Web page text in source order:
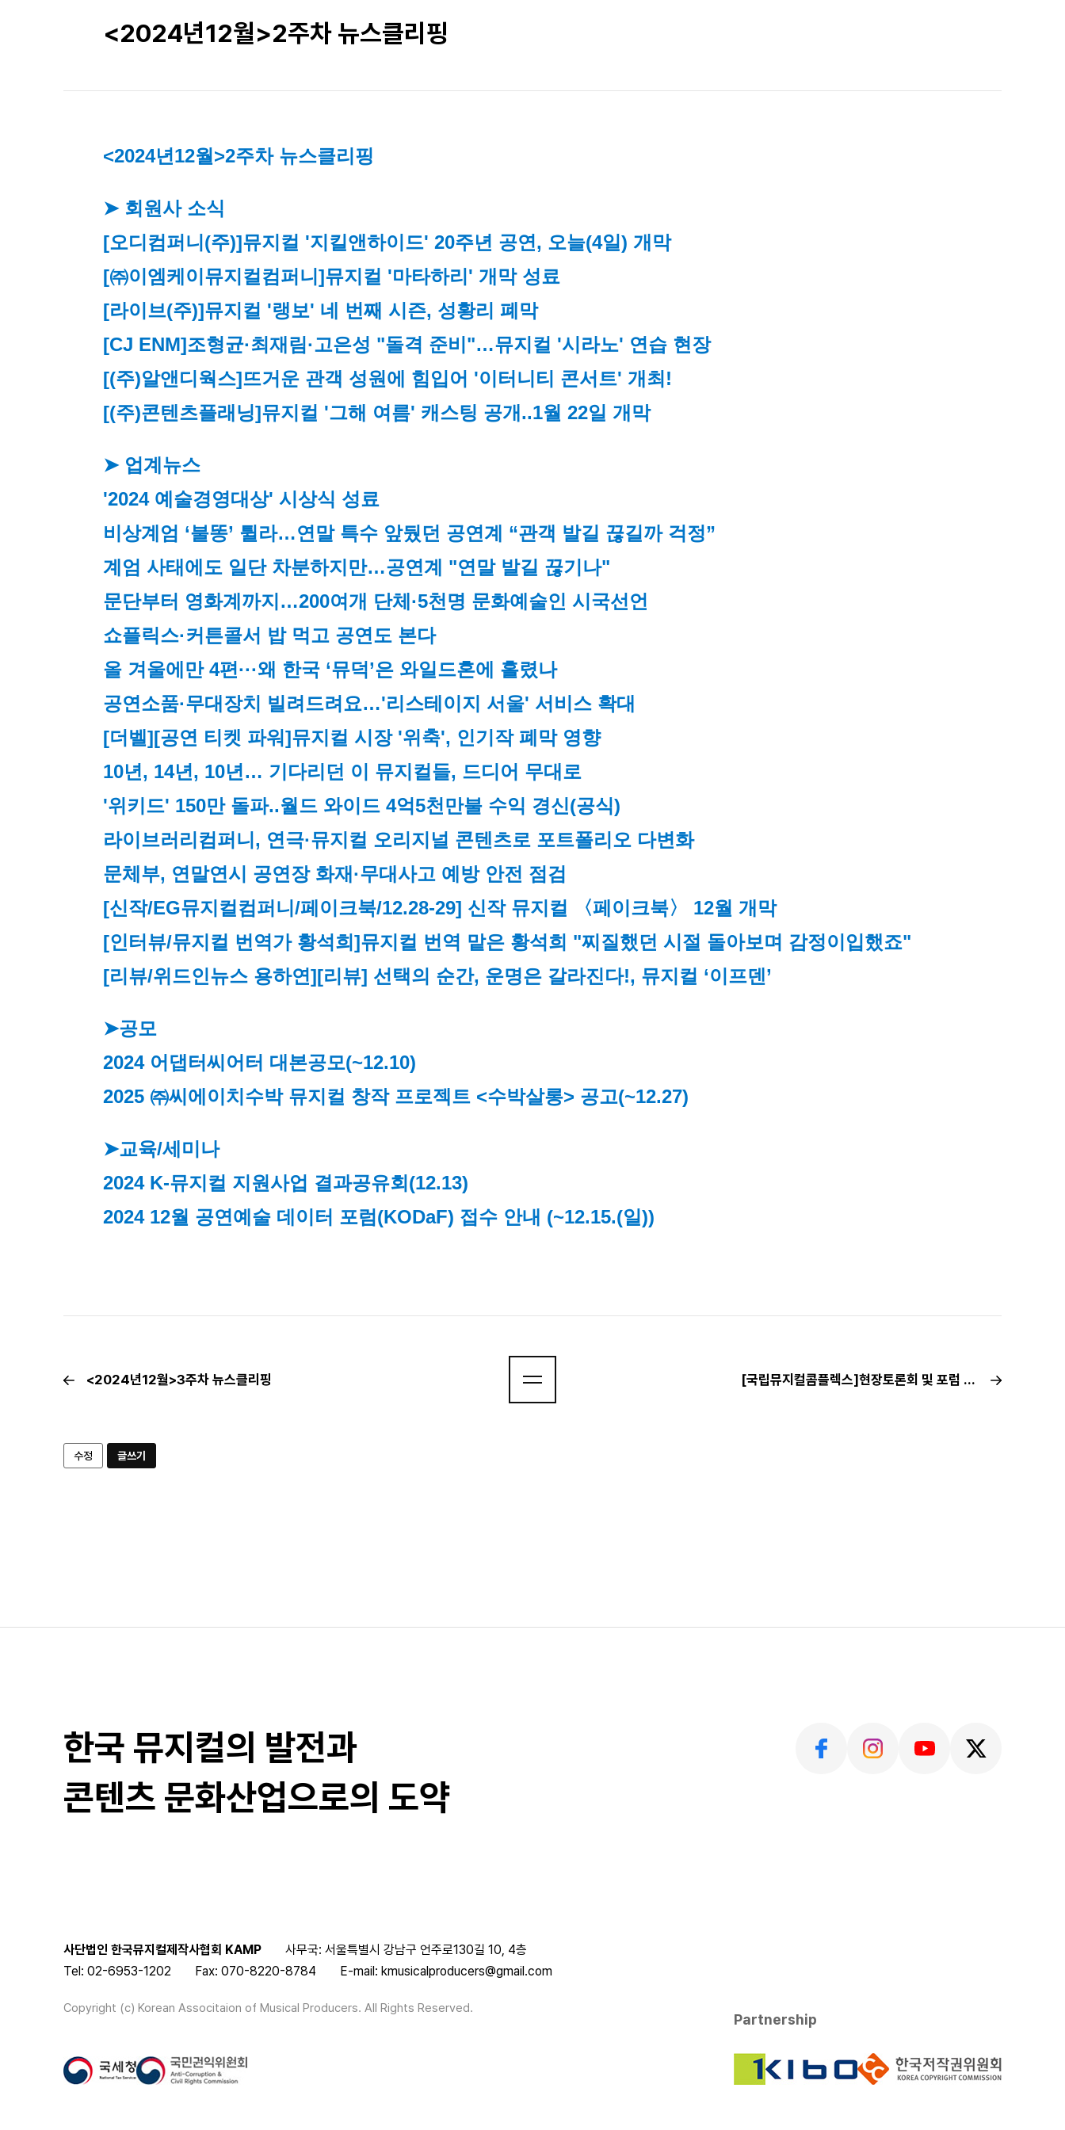
<2024년12월>2주차 뉴스클리핑
<2024년12월>2주차 뉴스클리핑
➤ 회원사 소식
[오디컴퍼니(주)]뮤지컬 '지킬앤하이드' 20주년 공연, 오늘(4일) 개막
[㈜이엠케이뮤지컬컴퍼니]뮤지컬 '마타하리' 개막 성료
[라이브(주)]뮤지컬 '랭보' 네 번째 시즌, 성황리 폐막
[CJ ENM]조형균·최재림·고은성 "돌격 준비"…뮤지컬 '시라노' 연습 현장
[(주)알앤디웍스]뜨거운 관객 성원에 힘입어 '이터니티 콘서트' 개최!
[(주)콘텐츠플래닝]뮤지컬 '그해 여름' 캐스팅 공개..1월 22일 개막
➤ 업계뉴스
'2024 예술경영대상' 시상식 성료
비상계엄 ‘불똥’ 튈라…연말 특수 앞뒀던 공연계 “관객 발길 끊길까 걱정”
계엄 사태에도 일단 차분하지만…공연계 "연말 발길 끊기나"
문단부터 영화계까지…200여개 단체·5천명 문화예술인 시국선언
쇼플릭스·커튼콜서 밥 먹고 공연도 본다
올 겨울에만 4편···왜 한국 ‘뮤덕’은 와일드혼에 홀렸나
공연소품·무대장치 빌려드려요…'리스테이지 서울' 서비스 확대
[더벨][공연 티켓 파워]뮤지컬 시장 '위축', 인기작 폐막 영향
10년, 14년, 10년… 기다리던 이 뮤지컬들, 드디어 무대로
'위키드' 150만 돌파..월드 와이드 4억5천만불 수익 경신(공식)
라이브러리컴퍼니, 연극·뮤지컬 오리지널 콘텐츠로 포트폴리오 다변화
문체부, 연말연시 공연장 화재·무대사고 예방 안전 점검
[신작/EG뮤지컬컴퍼니/페이크북/12.28-29] 신작 뮤지컬 〈페이크북〉 12월 개막
[인터뷰/뮤지컬 번역가 황석희]뮤지컬 번역 맡은 황석희 "찌질했던 시절 돌아보며 감정이입했죠"
[리뷰/위드인뉴스 용하연][리뷰] 선택의 순간, 운명은 갈라진다!, 뮤지컬 ‘이프덴’
➤공모
2024 어댑터씨어터 대본공모(~12.10)
2025 ㈜씨에이치수박 뮤지컬 창작 프로젝트 <수박살롱> 공고(~12.27)
➤교육/세미나
2024 K-뮤지컬 지원사업 결과공유회 (12.13)
2024 12월 공연예술 데이터 포럼(KODaF) 접수 안내 (~12.15.(일))
<2024년12월>3주차 뉴스클리핑 [국립뮤지컬콤플렉스]현장토론회 및 포럼 안내
수정 글쓰기
한국 뮤지컬의 발전과
콘텐츠 문화산업으로의 도약
사단법인 한국뮤지컬제작사협회 KAMP
사무국: 서울특별시 강남구 언주로130길 10, 4층
Tel: 02-6953-1202
Fax: 070-8220-8784 E-mail: kmusicalproducers@gmail.com
Copyright (c) Korean Associtaion of Musical Producers. All Rights Reserved.
Partnership